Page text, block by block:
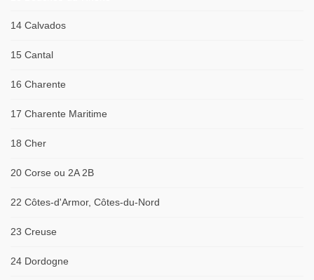
14 Calvados
15 Cantal
16 Charente
17 Charente Maritime
18 Cher
20 Corse ou 2A 2B
22 Côtes-d'Armor, Côtes-du-Nord
23 Creuse
24 Dordogne